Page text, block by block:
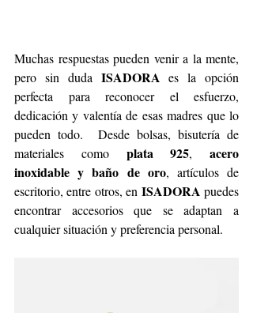
Muchas respuestas pueden venir a la mente,
pero sin duda ISADORA es la opción
perfecta para reconocer el esfuerzo,
dedicación y valentía de esas madres que lo
pueden todo.  Desde bolsas, bisutería de
materiales como plata 925, acero
inoxidable y baño de oro, artículos de
escritorio, entre otros, en ISADORA puedes
encontrar accesorios que se adaptan a
cualquier situación y preferencia personal.